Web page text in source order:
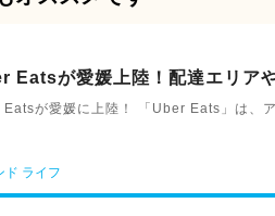
Eatsが愛媛上陸！配達エリア
が愛媛に上陸！ 「Uber Eats」は、
ド ライフ